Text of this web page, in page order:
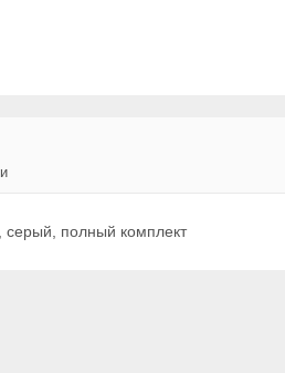
серый, полный комплект